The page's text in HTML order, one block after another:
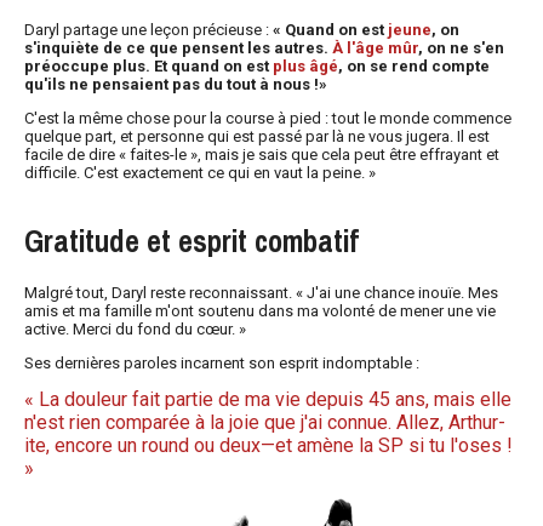
Daryl partage une leçon précieuse : « Quand on est jeune, on
s'inquiète de ce que pensent les autres. À l'âge mûr, on ne s'en
préoccupe plus. Et quand on est plus âgé, on se rend compte
qu'ils ne pensaient pas du tout à nous !»
C'est la même chose pour la course à pied : tout le monde commence
quelque part, et personne qui est passé par là ne vous jugera. Il est
facile de dire « faites-le », mais je sais que cela peut être effrayant et
difficile. C'est exactement ce qui en vaut la peine. »
Gratitude et esprit combatif
Malgré tout, Daryl reste reconnaissant. « J'ai une chance inouïe. Mes
amis et ma famille m'ont soutenu dans ma volonté de mener une vie
active. Merci du fond du cœur. »
Ses dernières paroles incarnent son esprit indomptable :
« La douleur fait partie de ma vie depuis 45 ans, mais elle
n'est rien comparée à la joie que j'ai connue. Allez, Arthur-
ite, encore un round ou deux—et amène la SP si tu l'oses !
»